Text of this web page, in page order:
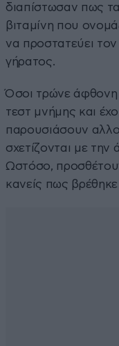
διαπίστωσαν πως
βιταμίνη που
να προστατεύει
γήρατος.
Όσοι τρώνε άφθονη
τεστ μνήμης και
παρουσιάσουν
σχετίζονται με την
Ωστόσο,
κανείς πως